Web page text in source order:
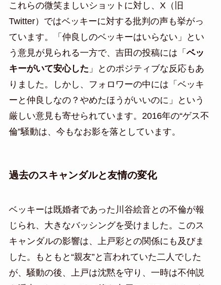
これらの微笑ましいショットに対し、X（旧
Twitter）ではベッキーに対する批判の声も挙がっ
ています。「仲良しのベッキーはいらない」とい
う意見が見られる一方で、吉田の投稿には「 ベッ
キーがいて安心した 」とのポジティブな反応もあ
りました。しかし、フォロワーの中には「ベッキ
ーと仲良しなの？やめたほうがいいのに」という
厳しい意見も寄せられています。2016年の“ゲス不
倫”騒動は、今もなお影を落としています。
過去のスキャンダルと友情の変化
ベッキーは既婚者であった川谷絵音との不倫が報
じられ、大きなバッシングを受けました。このス
キャンダルの影響は、上戸彩との関係にも及びま
した。もともと“親友”と言われていた二人でした
が、騒動の後、上戸は沈黙を守り、一時は不仲説